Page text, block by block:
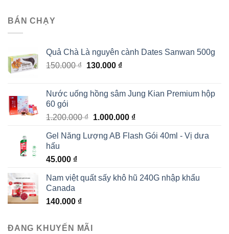
BÁN CHẠY
Quả Chà Là nguyên cành Dates Sanwan 500g
150.000₫ Giá
150.000 ₫.
130.000 ₫Giá
là:
Nước uống hồng sâm Jung Kian Premium hộp
60 gói
1.200.000₫ Giá
là:
1.000.000 ₫Giá
tại
Gel Năng Lượng AB Flash Gói 40ml - Vị dưa
hấu
45.000 ₫
Nam việt quất sấy khô hũ 240G nhập khẩu
Canada
140.000 ₫
ĐANG KHUYẾN MÃI